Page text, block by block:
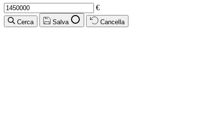
€
Cerca Salva Cancella